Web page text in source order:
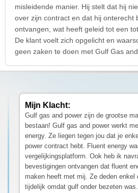
misleidende manier. Hij stelt dat hij
over zijn contract en dat hij onterecht
ontvangen, wat heeft geleid tot een
De klant voelt zich opgelicht en
geen zaken te doen met Gulf Gas and
Mijn Klacht:
Gulf gas and power zijn de grootse
bestaan! Gulf gas and power werkt
energy. Ze liegen tegen jou dat je
power contract hebt. Fluent energy
vergelijkingsplatform. Ook heb ik
bevestigingen ontvangen dat fluent
maken heeft met mij. Ze deden enkel
tijdelijk omdat gulf onder bezeten